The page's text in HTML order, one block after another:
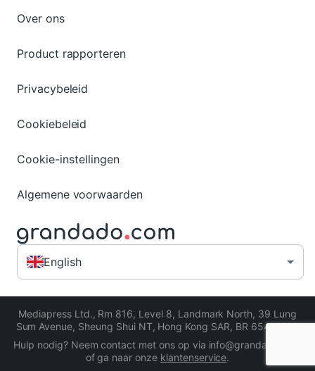
Over ons
Product rapporteren
Privacybeleid
Cookiebeleid
Cookie-instellingen
Algemene voorwaarden
English
Mediapress Ltd., Rm 816, Level 8, Landmark North, 39 Lung
Sum Avenue, Sheung Shui NT, Hong Kong SAR, BR 65413206
Hulp nodig? Neem contact met ons op via info@grandado.com
of ga naar onze klantenservice.